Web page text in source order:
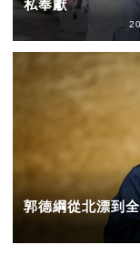
私奉獻
郭德綱從北漂到